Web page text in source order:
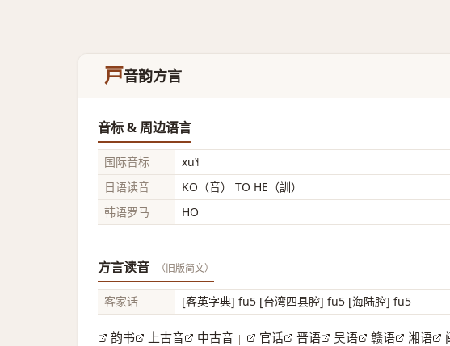
戸音韵方言
音标 & 周边语言
国际音标
xu˥˧
日语读音
KO（音） TO HE（訓）
韩语罗马
HO
方言读音 （旧版简文）
客家话 [客英字典] fu5 [台湾四县腔] fu5 [海陆腔] fu5
韵书 上古音 中古音 | 官话 晋语 吴语 赣语 湘语